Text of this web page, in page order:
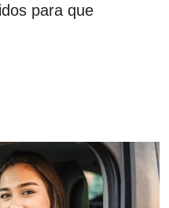
para que